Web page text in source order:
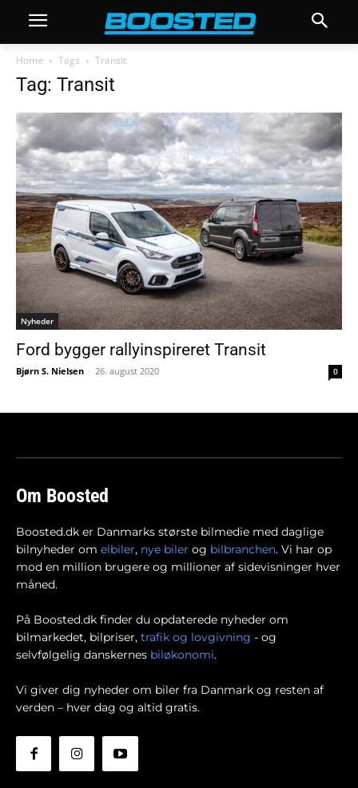
Home Tags Transit
Tag: Transit
Nyheder
Ford bygger rallyinspireret Transit
Bjørn S. Nielsen - 26. august 2020 0
Om Boosted
Boosted.dk er Danmarks største bilmedie med daglige
bilnyheder om elbiler, nye biler og bilbranchen. Vi har op
mod en million brugere og millioner af sidevisninger hver
måned.
På Boosted.dk finder du opdaterede nyheder om
bilmarkedet, bilpriser, trafik og lovgivning - og
selvfølgelig danskernes biløkonomi.
Vi giver dig nyheder om biler fra Danmark og resten af
verden – hver dag og altid gratis.